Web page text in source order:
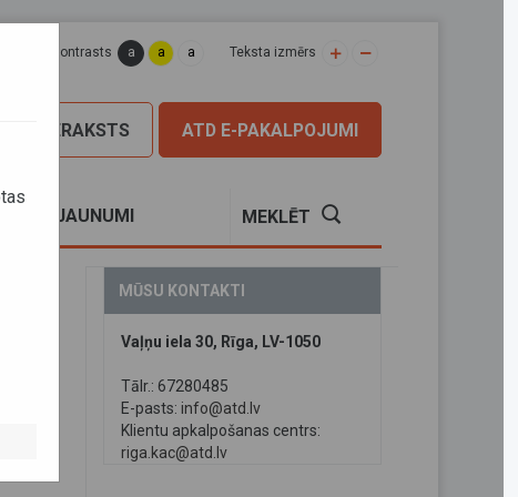
Lapas kontrasts a a a Teksta izmērs
ATD E-PAKALPOJUMI
PIERAKSTS
JAUNUMI MEKLĒT
MŪSU KONTAKTI
Vaļņu iela 30, Rīga, LV-1050
Tālr.: 67280485
E-pasts: info@atd.lv
Klientu apkalpošanas centrs:
riga.kac@atd.lv